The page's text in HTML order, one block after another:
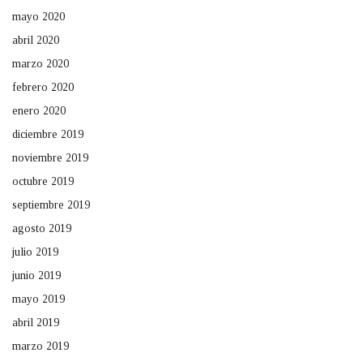
mayo 2020
abril 2020
marzo 2020
febrero 2020
enero 2020
diciembre 2019
noviembre 2019
octubre 2019
septiembre 2019
agosto 2019
julio 2019
junio 2019
mayo 2019
abril 2019
marzo 2019